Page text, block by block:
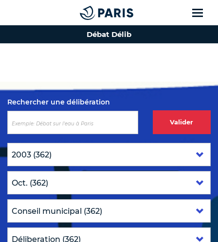
Top of the page
Débat Délib
Rechercher une délibération
Valider